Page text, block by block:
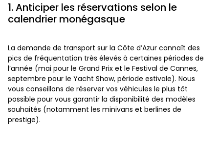
1. Anticiper les réservations selon le
calendrier monégasque
La demande de transport sur la Côte d’Azur connaît des
pics de fréquentation très élevés à certaines périodes de
l’année (mai pour le Grand Prix et le Festival de Cannes,
septembre pour le Yacht Show, période estivale). Nous
vous conseillons de réserver vos véhicules le plus tôt
possible pour vous garantir la disponibilité des modèles
souhaités (notamment les minivans et berlines de
prestige).